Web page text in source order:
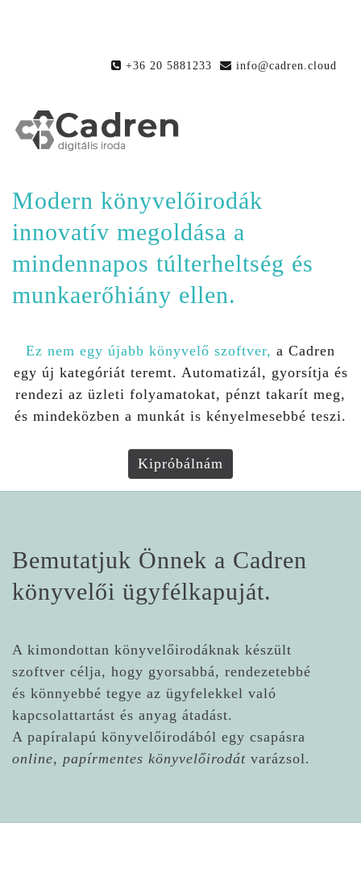
+36 20 5881233 info@cadren.cloud
Modern könyvelőirodák
innovatív megoldása a
mindennapos túlterheltség és
munkaerőhiány ellen.
Ez nem egy újabb könyvelő szoftver, a Cadren
egy új kategóriát teremt. Automatizál, gyorsítja és
rendezi az üzleti folyamatokat, pénzt takarít meg,
és mindeközben a munkát is kényelmesebbé teszi.
Kipróbálnám
Bemutatjuk Önnek a Cadren
könyvelői ügyfélkapuját.
A kimondottan könyvelőirodáknak készült
szoftver célja, hogy gyorsabbá, rendezetebbé
és könnyebbé tegye az ügyfelekkel való
kapcsolattartást és anyag átadást.
A papíralapú könyvelőirodából egy csapásra
online, papírmentes könyvelőirodát varázsol.